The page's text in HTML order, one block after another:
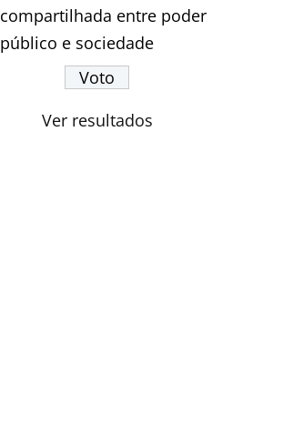
compartilhada entre poder
público e sociedade
Ver resultados